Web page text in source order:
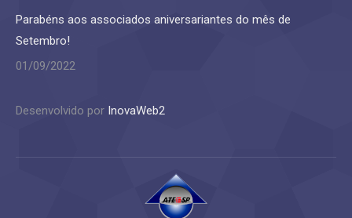
Parabéns aos associados aniversariantes do mês de
Setembro!
01/09/2022
Desenvolvido por InovaWeb2